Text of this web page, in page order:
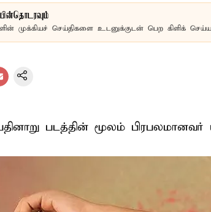
முக்கியச் செய்திகளை உடனுக்குடன் பெற கிளிக்
படத்தின் மூலம்